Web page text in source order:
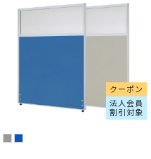
クーポン
法人会員
割引対象